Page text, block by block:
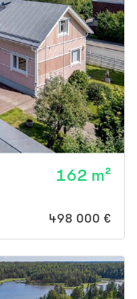
162 m²
+ kellaritilat +
498 000 €